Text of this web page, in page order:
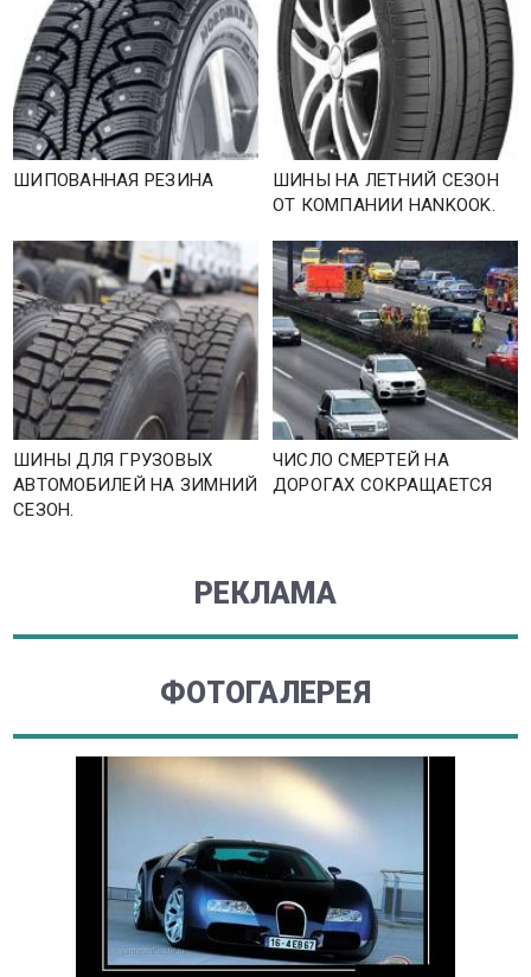
ШИПОВАННАЯ РЕЗИНА
ШИНЫ НА ЛЕТНИЙ СЕЗОН
ОТ КОМПАНИИ HANKOOK.
ШИНЫ ДЛЯ ГРУЗОВЫХ
АВТОМОБИЛЕЙ НА ЗИМНИЙ
СЕЗОН.
ЧИСЛО СМЕРТЕЙ НА
ДОРОГАХ СОКРАЩАЕТСЯ
РЕКЛАМА
ФОТОГАЛЕРЕЯ